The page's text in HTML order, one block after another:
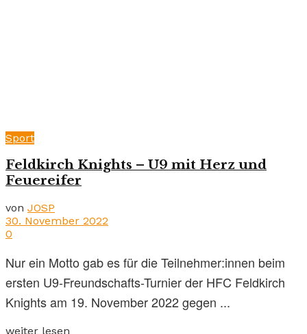
Sport
Feldkirch Knights – U9 mit Herz und
Feuereifer
von JOSP
30. November 2022
0
Nur ein Motto gab es für die Teilnehmer:innen beim
ersten U9-Freundschafts-Turnier der HFC Feldkirch
Knights am 19. November 2022 gegen ...
weiter lesen